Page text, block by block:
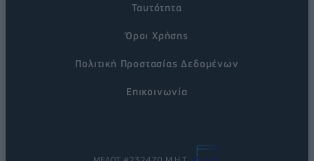
Ταυτότητα
Όροι Χρήσης
Πολιτική Προστασίας Δεδομένων
Επικοινωνία